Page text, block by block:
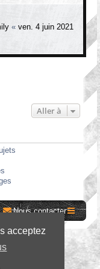
acceptez
« ven. 4 juin 2021
Aller à
Nous contacter